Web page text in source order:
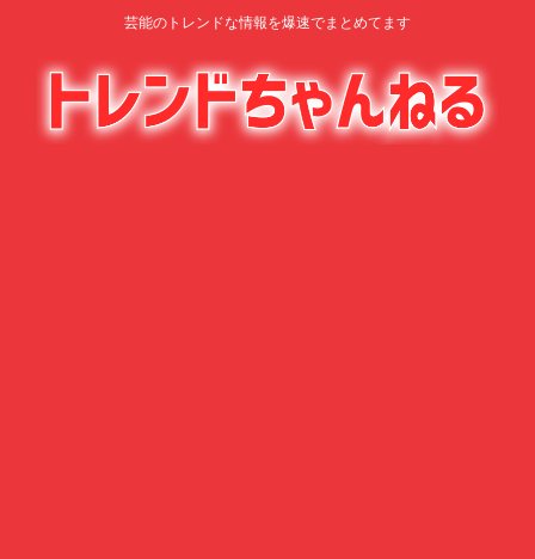
芸能のトレンドな情報を爆速でまとめてます